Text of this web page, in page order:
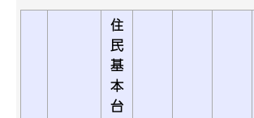
住
民
基
本
台